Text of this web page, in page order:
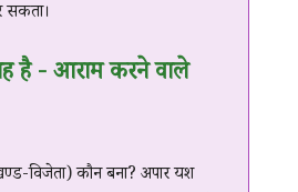
सकता।
है - आराम करने वाले
विजेता) कौन बना? अपार यश